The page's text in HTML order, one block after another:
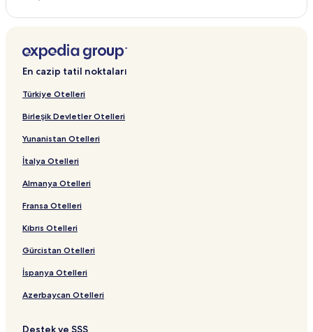
En cazip tatil noktaları
Türkiye Otelleri
Birleşik Devletler Otelleri
Yunanistan Otelleri
İtalya Otelleri
Almanya Otelleri
Fransa Otelleri
Kıbrıs Otelleri
Gürcistan Otelleri
İspanya Otelleri
Azerbaycan Otelleri
Destek ve SSS